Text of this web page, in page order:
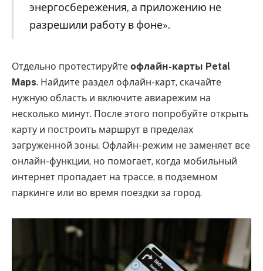
энергосбережения, а приложению не
разрешили работу в фоне».
Отдельно протестируйте офлайн-карты Petal
Maps. Найдите раздел офлайн-карт, скачайте
нужную область и включите авиарежим на
несколько минут. После этого попробуйте открыть
карту и построить маршрут в пределах
загруженной зоны. Офлайн-режим не заменяет все
онлайн-функции, но помогает, когда мобильный
интернет пропадает на трассе, в подземном
паркинге или во время поездки за город.